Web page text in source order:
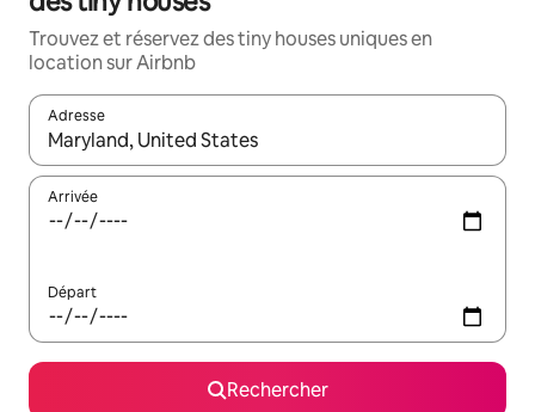
Trouvez et réservez des tiny houses uniques en
location sur Airbnb
Adresse
Lorsque les résultats s'affichent, utilisez les flèches vers le
Arrivée
Départ
Rechercher